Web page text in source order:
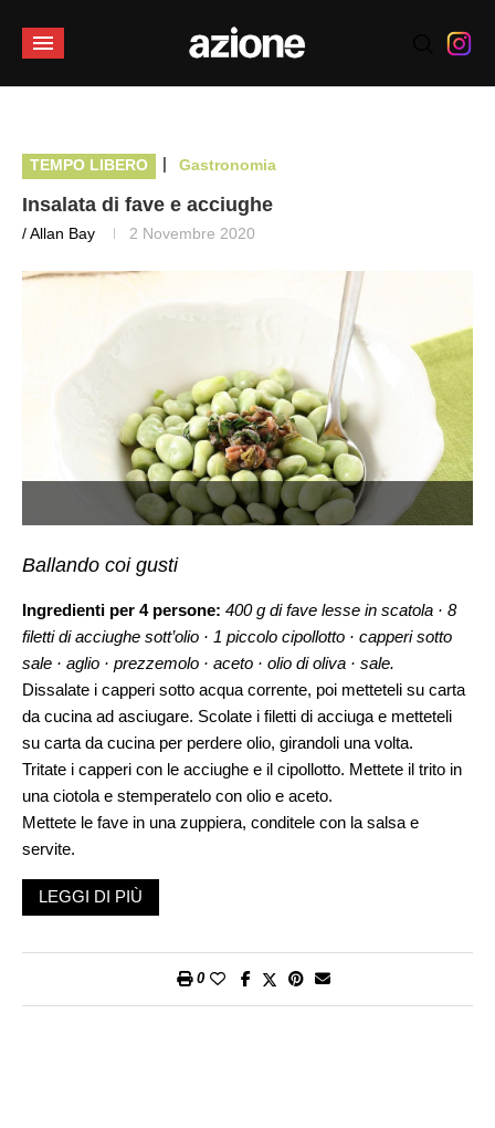
TEMPO LIBERO | Gastronomia
Insalata di fave e acciughe
/ Allan Bay 2 Novembre 2020
Ballando coi gusti
Ingredienti per 4 persone: 400 g di fave lesse in scatola · 8
filetti di acciughe sott’olio · 1 piccolo cipollotto · capperi sotto
sale · aglio · prezzemolo · aceto · olio di oliva · sale.
Dissalate i capperi sotto acqua corrente, poi metteteli su carta
da cucina ad asciugare. Scolate i filetti di acciuga e metteteli
su carta da cucina per perdere olio, girandoli una volta.
Tritate i capperi con le acciughe e il cipollotto. Mettete il trito in
una ciotola e stemperatelo con olio e aceto.
Mettete le fave in una zuppiera, conditele con la salsa e
servite.
LEGGI DI PIÙ
0